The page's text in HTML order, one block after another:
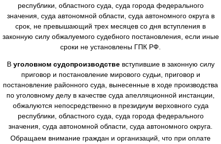
республики, областного суда, суда города федерального
значения, суда автономной области, суда автономного округа в
срок, не превышающий трех месяцев со дня вступления в
законную силу обжалуемого судебного постановления, если иные
сроки не установлены ГПК РФ.
В уголовном судопроизводствевступившие в законную силу
приговор и постановление мирового судьи, приговор и
постановление районного суда, вынесенные в ходе производства
по уголовному делу в качестве суда апелляционной инстанции,
обжалуются непосредственно в президиум верховного суда
республики, областного суда, суда города федерального
значения, суда автономной области, суда автономного округа.
Обращаем внимание граждан и организаций, что при оплате